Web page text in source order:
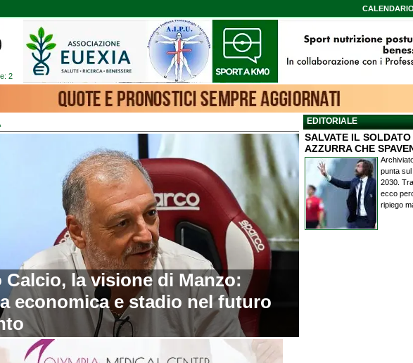
CALENDARIO
2
Km 0: Tutte le news che cerchi sul calcio intorno a
Calcio, la visione di Manzo:
economica e stadio nel futuro
EDITORIALE
SALVATE IL
AZZURRA CHE
punta
2030.
ecco
ripiego